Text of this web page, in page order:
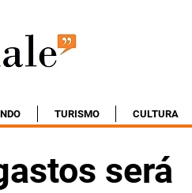
TURISMO CULTURA
será